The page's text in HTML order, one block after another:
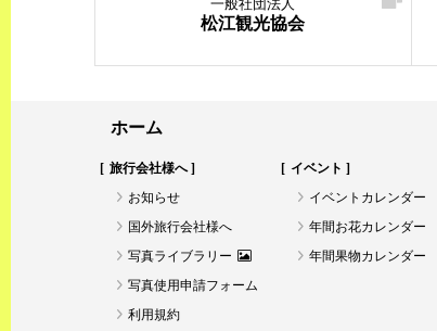
一般社団法人
松江観光協会
ホーム
旅行会社様へ
お知らせ
国外旅行会社様へ
写真ライブラリー
写真使用申請フォーム
利用規約
イベント
イベントカレンダー
年間お花カレンダー
年間果物カレンダー